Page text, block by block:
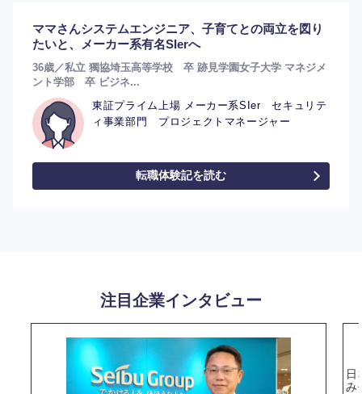
選択する
ママさんシステムエンジニア、子育てとの両立を図り
たいと、メーカー系有名SIerへ
36歳／私立 獨協埼玉高等学校 卒 跡見学園女子大学 マネジメ
ント学部 卒 ビジネ...
東証プライム上場 メーカー系SIer セキュリテ
ィ事業部門 プロジェクトマネージャー
転職体験記を読む
注目企業インタビュー
日
み